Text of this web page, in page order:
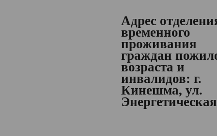
Адрес
временного
проживания
граждан
возраста и
инвалидов: г.
Кинешма, ул.